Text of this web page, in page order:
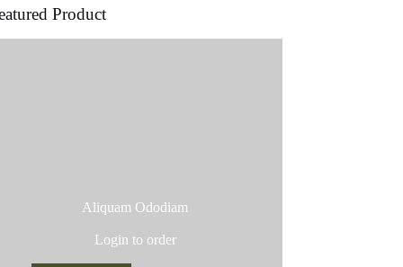
Product
Aliquam Ododiam
Login to order